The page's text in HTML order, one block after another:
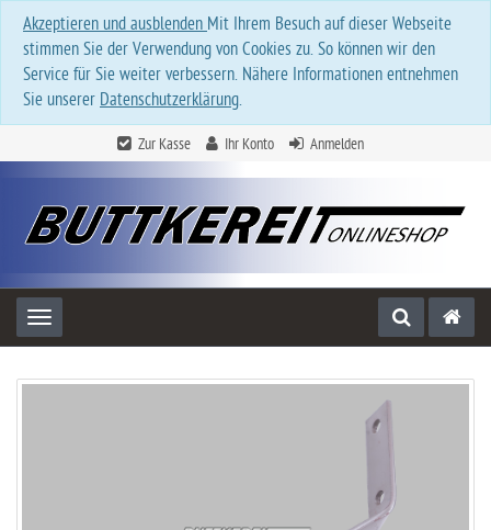
Akzeptieren und ausblenden Mit Ihrem Besuch auf dieser Webseite
stimmen Sie der Verwendung von Cookies zu. So können wir den
Service für Sie weiter verbessern. Nähere Informationen entnehmen
Sie unserer Datenschutzerklärung.
Zur Kasse Ihr Konto Anmelden
Toggle navigation